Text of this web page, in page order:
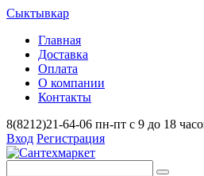
Сыктывкар
Главная
Доставка
Оплата
О компании
Контакты
8(8212)21-64-06 пн-пт с 9 до 18
Вход Регистрация